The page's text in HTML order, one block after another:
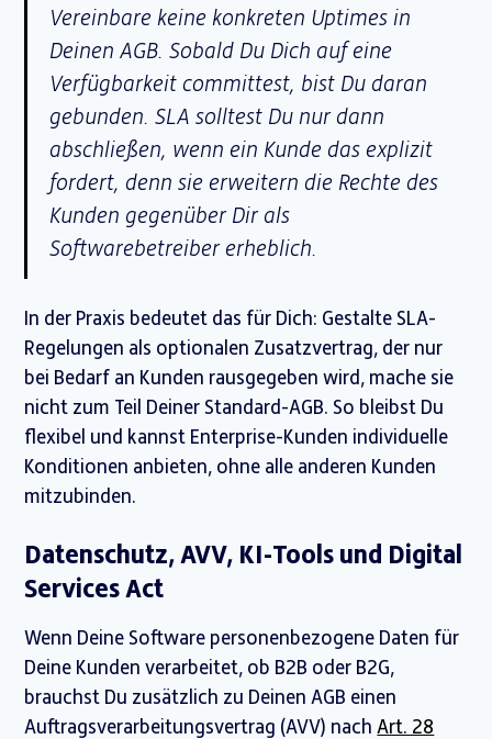
Vereinbare keine konkreten Uptimes in
Deinen AGB. Sobald Du Dich auf eine
Verfügbarkeit committest, bist Du daran
gebunden. SLA solltest Du nur dann
abschließen, wenn ein Kunde das explizit
fordert, denn sie erweitern die Rechte des
Kunden gegenüber Dir als
Softwarebetreiber erheblich.
In der Praxis bedeutet das für Dich: Gestalte SLA-
Regelungen als optionalen Zusatzvertrag, der nur
bei Bedarf an Kunden rausgegeben wird, mache sie
nicht zum Teil Deiner Standard-AGB. So bleibst Du
flexibel und kannst Enterprise-Kunden individuelle
Konditionen anbieten, ohne alle anderen Kunden
mitzubinden.
Datenschutz, AVV, KI-Tools und Digital
Services Act
Wenn Deine Software personenbezogene Daten für
Deine Kunden verarbeitet, ob B2B oder B2G,
brauchst Du zusätzlich zu Deinen AGB einen
Auftragsverarbeitungsvertrag (AVV) nachArt. 28